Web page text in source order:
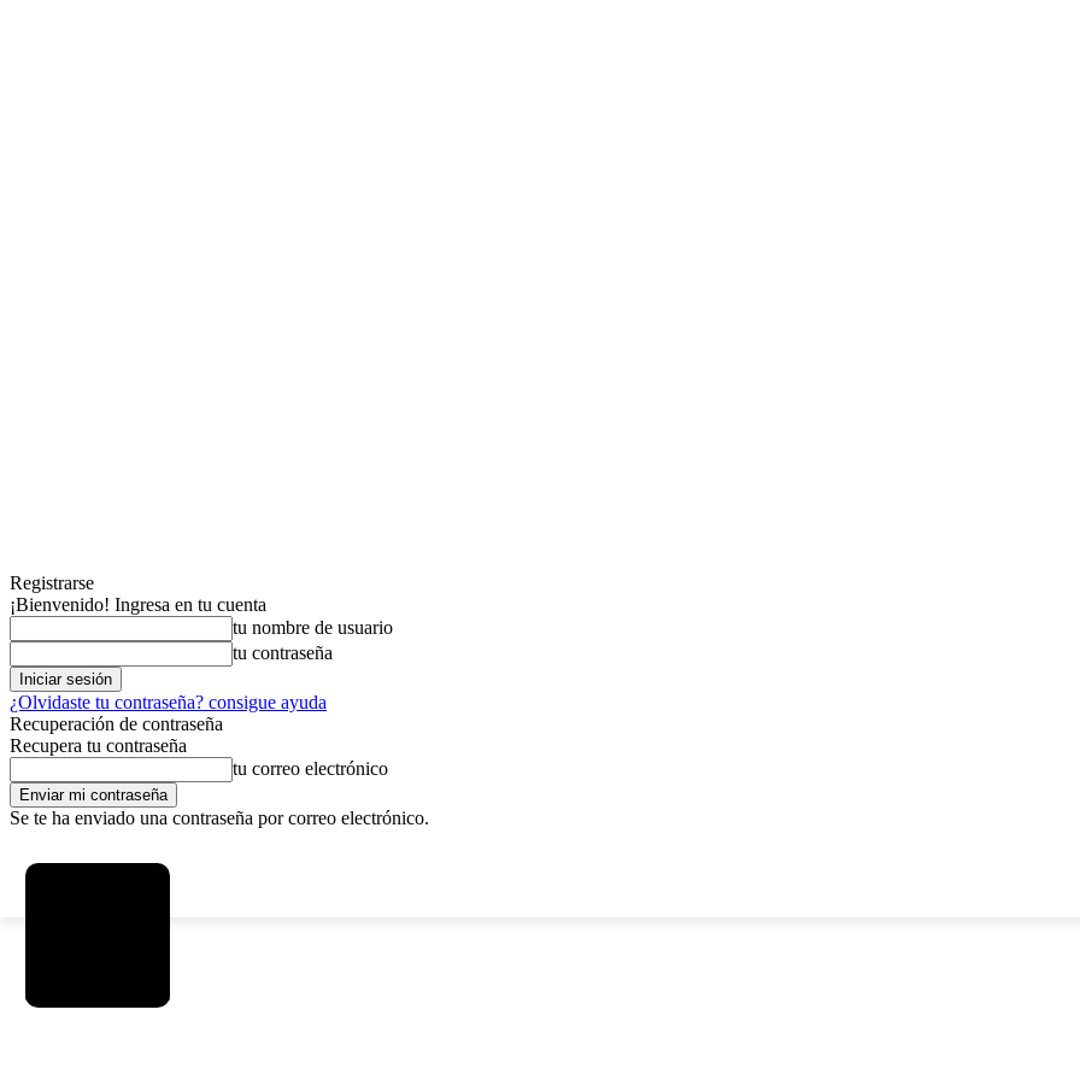
Registrarse
¡Bienvenido! Ingresa en tu cuenta
tu nombre de usuario
tu contraseña
¿Olvidaste tu contraseña? consigue ayuda
Recuperación de contraseña
Recupera tu contraseña
tu correo electrónico
Se te ha enviado una contraseña por correo electrónico.